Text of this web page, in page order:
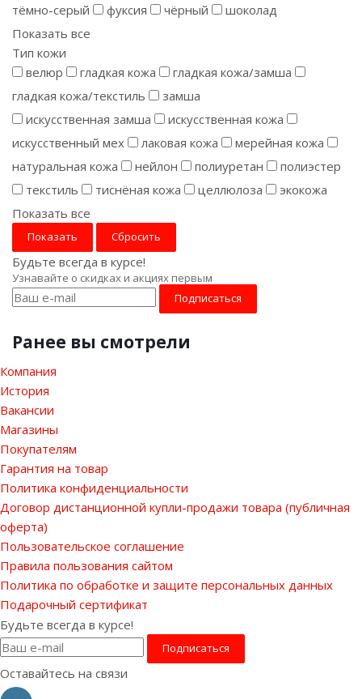
тёмно-серый
фуксия чёрный
шоколад
Показать все
Тип кожи
велюр
гладкая кожа
гладкая кожа/замша
гладкая кожа/текстиль
замша
искусственная замша
искусственная кожа
искусственный мех
лаковая кожа
мерейная кожа
натуральная кожа
нейлон полиуретан
полиэстер
текстиль
тиснёная кожа целлюлоза
экокожа
Показать все
Сбросить
Будьте всегда в курсе!
Узнавайте о скидках и акциях первым
Ранее вы смотрели
Компания
История
Вакансии
Магазины
Покупателям
Гарантия на товар
Политика конфиденциальности
Договор дистанционной купли-продажи товара (публичная
оферта)
Пользовательское соглашение
Правила пользования сайтом
Политика по обработке и защите персональных данных
Подарочный сертификат
Будьте всегда в курсе!
Оставайтесь на связи